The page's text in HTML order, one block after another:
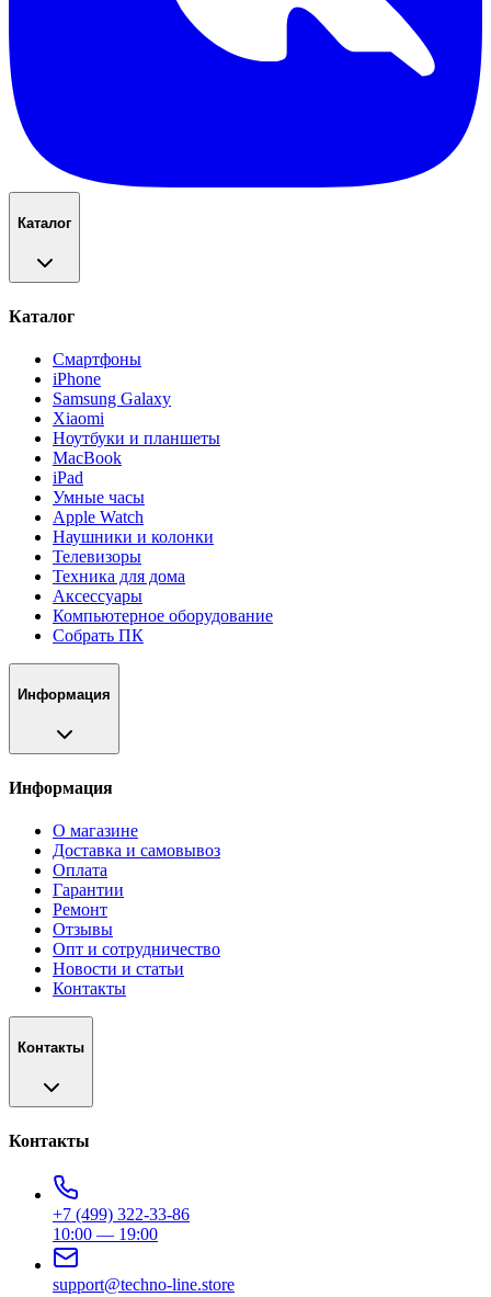
Каталог
Каталог
Смартфоны
iPhone
Samsung Galaxy
Xiaomi
Ноутбуки и планшеты
MacBook
iPad
Умные часы
Apple Watch
Наушники и колонки
Телевизоры
Техника для дома
Аксессуары
Компьютерное оборудование
Собрать ПК
Информация
Информация
О магазине
Доставка и самовывоз
Оплата
Гарантии
Ремонт
Отзывы
Опт и сотрудничество
Новости и статьи
Контакты
Контакты
Контакты
+7 (499) 322-33-86
10:00 — 19:00
support@techno-line.store